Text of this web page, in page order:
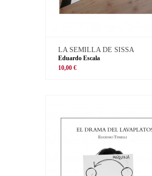
LA SEMILLA DE SISSA
Eduardo Escala
10,00 €